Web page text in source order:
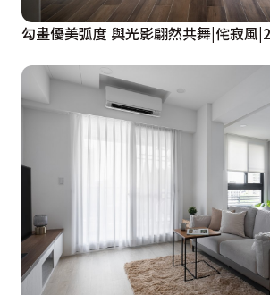
勾畫優美弧度 與光影翩然共舞|侘寂風